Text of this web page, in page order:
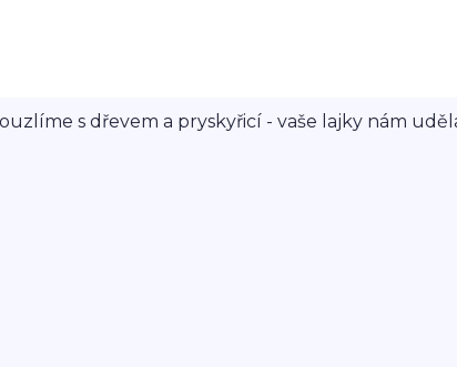
s dřevem a pryskyřicí - vaše lajky nám